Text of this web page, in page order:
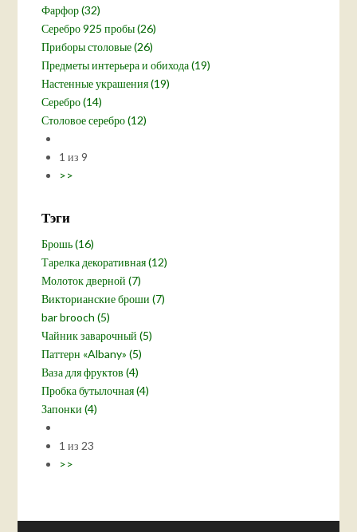
Фарфор (32)
Серебро 925 пробы (26)
Приборы столовые (26)
Предметы интерьера и обихода (19)
Настенные украшения (19)
Серебро (14)
Столовое серебро (12)
1 из 9
>>
Тэги
Брошь (16)
Тарелка декоративная (12)
Молоток дверной (7)
Викторианские броши (7)
bar brooch (5)
Чайник заварочный (5)
Паттерн «Albany» (5)
Ваза для фруктов (4)
Пробка бутылочная (4)
Запонки (4)
1 из 23
>>